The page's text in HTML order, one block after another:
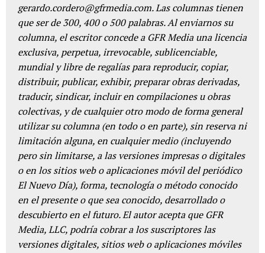
gerardo.cordero@gfrmedia.com. Las columnas tienen
que ser de 300, 400 o 500 palabras. Al enviarnos su
columna, el escritor concede a GFR Media una licencia
exclusiva, perpetua, irrevocable, sublicenciable,
mundial y libre de regalías para reproducir, copiar,
distribuir, publicar, exhibir, preparar obras derivadas,
traducir, sindicar, incluir en compilaciones u obras
colectivas, y de cualquier otro modo de forma general
utilizar su columna (en todo o en parte), sin reserva ni
limitación alguna, en cualquier medio (incluyendo
pero sin limitarse, a las versiones impresas o digitales
o en los sitios web o aplicaciones móvil del periódico
El Nuevo Día), forma, tecnología o método conocido
en el presente o que sea conocido, desarrollado o
descubierto en el futuro. El autor acepta que GFR
Media, LLC, podría cobrar a los suscriptores las
versiones digitales, sitios web o aplicaciones móviles